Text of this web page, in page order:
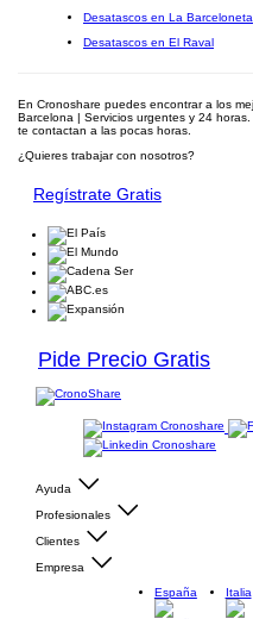
Desatascos en La Barceloneta
Desatascos en El Raval
En Cronoshare puedes encontrar a los
Barcelona | Servicios urgentes y 24
te contactan a las pocas horas.
¿Quieres trabajar con nosotros?
Regístrate Gratis
Pide Precio Gratis
Ayuda
Profesionales
Clientes
Empresa
España
Italia